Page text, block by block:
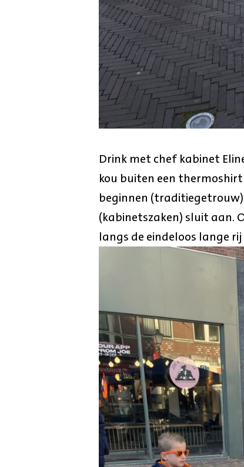
Drink met chef kabinet
kou buiten een
beginnen
(kabinetszaken) sluit aan.
langs de eindeloos lange